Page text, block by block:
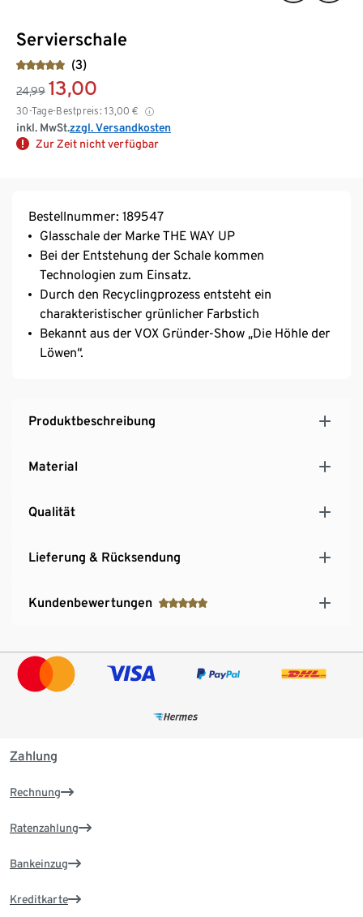
Servierschale
(3)
24,99 13,00
30-Tage-Bestpreis: 13,00 €
inkl. MwSt.zzgl. Versandkosten
Zur Zeit nicht verfügbar
Bestellnummer: 189547
Glasschale der Marke THE WAY UP
Bei der Entstehung der Schale kommen
Technologien zum Einsatz.
Durch den Recyclingprozess entsteht ein
charakteristischer grünlicher Farbstich
Bekannt aus der VOX Gründer-Show „Die Höhle der
Löwen“.
Produktbeschreibung
Material
Qualität
Lieferung & Rücksendung
Kundenbewertungen
Zahlung
Rechnung
Ratenzahlung
Bankeinzug
Kreditkarte